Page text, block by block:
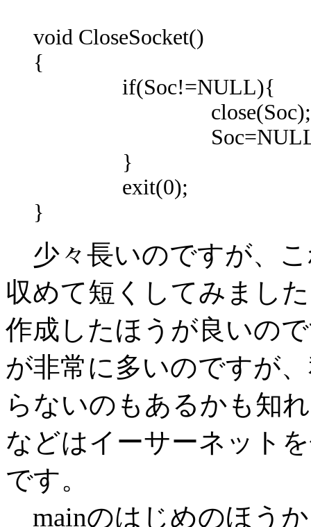
void CloseSocket()
{
if(Soc!=NULL){
close(Soc);
}
exit(0);
}
少々長いのですが、
収めて短くしてみまし
作成したほうが良いの
が非常に多いのですが
らないのもあるかも知
などはイーサーネット
です。
mainのはじめのほう